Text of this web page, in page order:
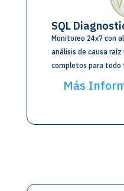
SQL
Monitoreo 24x7 con
análisis de causa
completos para todo
Más